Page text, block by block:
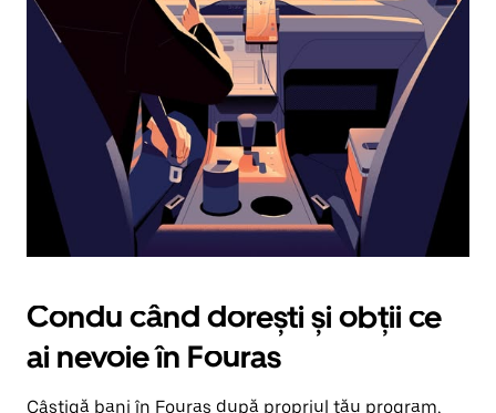
în
jos.
Închide
calendarul
apăsând
pe
butonul
Escape.
Condu când dorești și obții ce
ai nevoie în Fouras
Câștigă bani în Fouras după propriul tău program,